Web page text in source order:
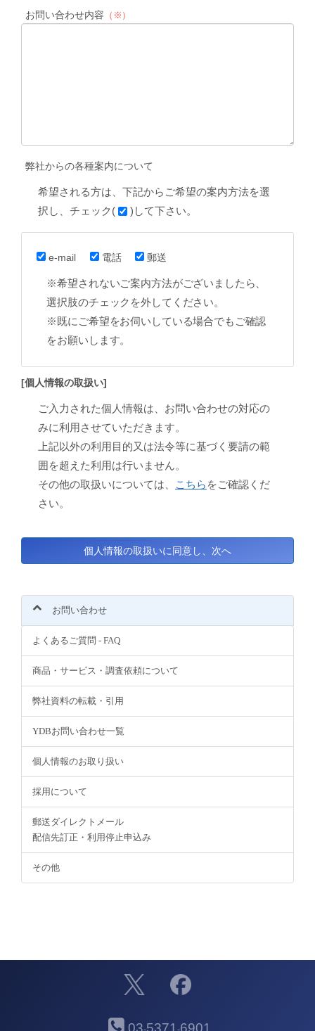
お問い合わせ内容 （※）
弊社からの各種案内について
希望される方は、下記からご希望の案内方法を選
択し、チェック(
)して下さい。
e-mail 電話 郵送
※希望されないご案内方法がございましたら、
選択肢のチェックを外してください。
※既にご希望をお伺いしている場合でもご確認
をお願いします。
[個人情報の取扱い]
ご入力された個人情報は、お問い合わせの対応の
みに利用させていただきます。
上記以外の利用目的又は法令等に基づく要請の範
囲を超えた利用は行いません。
その他の取扱いについては、
こちら をご確認くだ
さい。
お問い合わせ
よくあるご質問 - FAQ
商品・サービス・調査依頼について
弊社資料の転載・引用
YDBお問い合わせ一覧
個人情報のお取り扱い
採用について
郵送ダイレクトメール
配信先訂正・利用停止申込み
その他